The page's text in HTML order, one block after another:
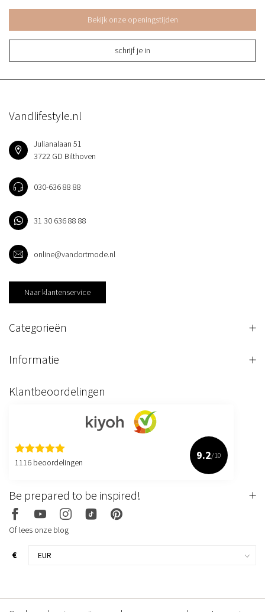
Bekijk onze openingstijden
schrijf je in
Vandlifestyle.nl
Julianalaan 51
3722 GD Bilthoven
030-636 88 88
31 30 636 88 88
online@vandortmode.nl
Naar klantenservice
Categorieën
Informatie
Klantbeoordelingen
1116 beoordelingen
9.2/10
Be prepared to be inspired!
Of lees onze blog
€